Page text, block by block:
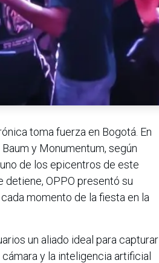
toma fuerza en Bogotá. En
y Monumentum, según
de los epicentros de este
detiene, OPPO presentó su
momento de la fiesta en la
un aliado ideal para capturar
y la inteligencia artificial